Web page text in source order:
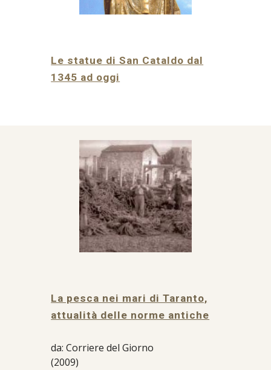
Le statue di San Cataldo dal
1345 ad oggi
La pesca nei mari di Taranto,
attualità delle norme antiche
da: Corriere del Giorno
(2009)